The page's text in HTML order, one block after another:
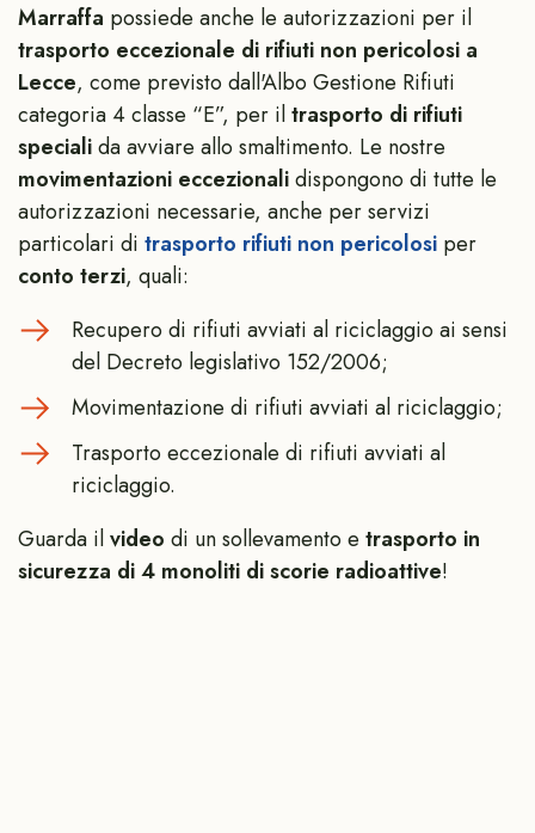
Marraffa possiede anche le autorizzazioni per il
trasporto eccezionale di rifiuti non pericolosi a
Lecce, come previsto dall'Albo Gestione Rifiuti
categoria 4 classe “E”, per iltrasporto di rifiuti
specialida avviare allo smaltimento. Le nostre
movimentazioni eccezionalidispongono di tutte le
autorizzazioni necessarie, anche per servizi
particolari di trasporto rifiuti non pericolosi per
conto terzi, quali:
Recupero di rifiuti avviati al riciclaggio ai sensi
del Decreto legislativo 152/2006;
Movimentazione di rifiuti avviati al riciclaggio;
Trasporto eccezionale di rifiuti avviati al
riciclaggio.
Guarda ilvideo di un sollevamento e trasporto in
sicurezza di 4 monoliti di scorie radioattive!